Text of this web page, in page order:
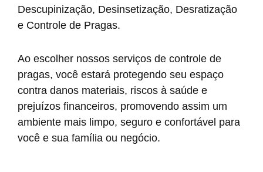
Descupinização, Desinsetização, Desratização
e Controle de Pragas.
Ao escolher nossos serviços de controle de
pragas, você estará protegendo seu espaço
contra danos materiais, riscos à saúde e
prejuízos financeiros, promovendo assim um
ambiente mais limpo, seguro e confortável para
você e sua família ou negócio.